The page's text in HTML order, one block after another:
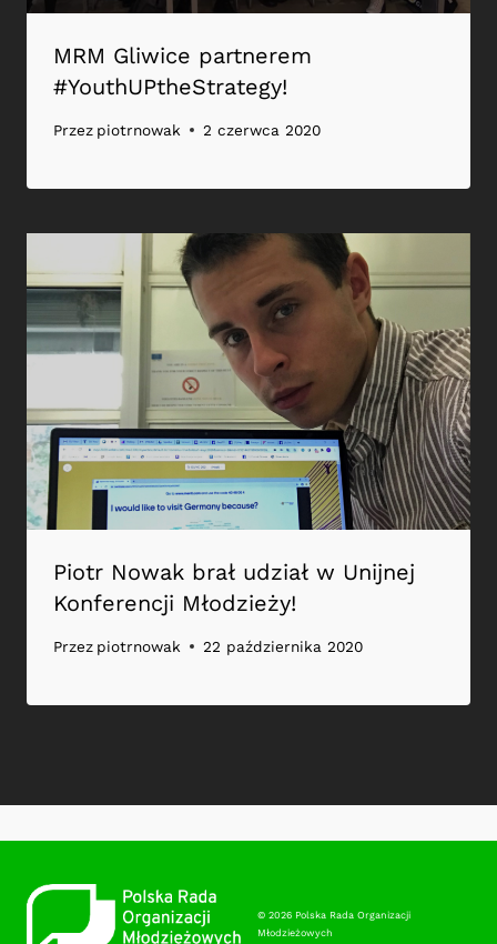
MRM Gliwice partnerem
#YouthUPtheStrategy!
Przez piotrnowak 2 czerwca 2020
Piotr Nowak brał udział w Unijnej
Konferencji Młodzieży!
Przez piotrnowak 22 października 2020
© 2026 Polska Rada Organizacji
Młodzieżowych